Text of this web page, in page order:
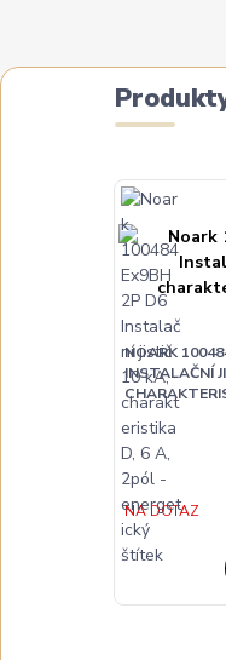
NOARK
INSTALAČNÍ
NA DOTAZ